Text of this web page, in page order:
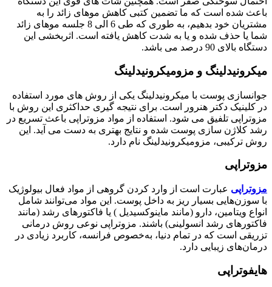
باعث شده است که ما تضمین کتبی کاهش موهای زائد را به
مشتریان خود بدهیم، به طوری که طی 6 الی 8 جلسه موهای زائد
شما یا حذف شده و یا به شدت کاهش یافته است. اثربخشی این
دستگاه بالای 90 درصد می باشد.
میکرونیدلینگ و مزومیکرونیدلینگ
جوانسازی پوست با میکرونیدلینگ یکی از روش های مورد استفاده
در کلینیک دکتر هنرور است. برای نتیجه گیری حداکثری این روش با
مزوتراپی تلفیق می شود. استفاده از مواد مزوتراپی باعث تسریع در
رشد کلاژن سازی پوست شده و نتایج بهتری به دست می آید. این
روش ترکیبی، مزومیکرونیدلینگ نام دارد.
مزوتراپی
مزوتراپی عبارت است از وارد کردن گروهی از مواد فعال بیولوژیک
با سوزن‌هایی بسیار ریز به داخل پوست. این مواد می‌توانند شامل
انواع ویتامین، دارو (مانند ماینوکسیدیل ) یا فاکتورهای رشد (مانند
فاکتورهای رشد انسولینی) باشند. مزوتراپی نوعی روش درمانی
تزریقی است که در تمام دنیا، به‌خصوص فرانسه، کاربرد زیادی در
درمان‌های زیبایی دارد.
هایفوتراپی